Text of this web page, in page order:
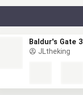
Baldur's Gate 3
JLtheking